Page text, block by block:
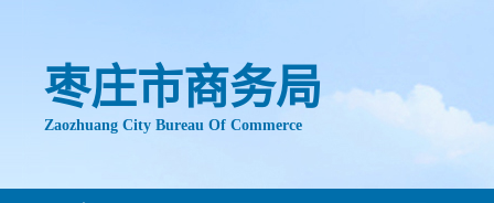
枣庄市商务局
Zaozhuang City Bureau Of Commerce